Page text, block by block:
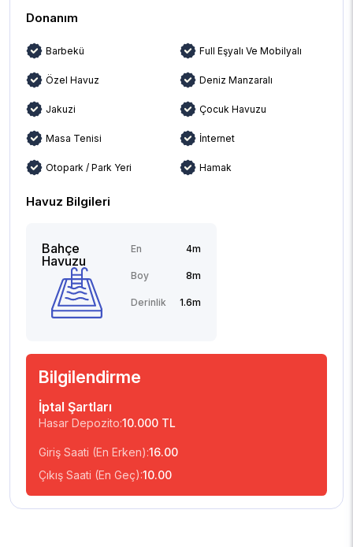
Donanım
Barbekü Full Eşyalı Ve Mobilyalı
Özel Havuz Deniz Manzaralı
Jakuzi Çocuk Havuzu
Masa Tenisi İnternet
Otopark / Park Yeri Hamak
Havuz Bilgileri
Bahçe
Havuzu
En 4m
Boy 8m
Derinlik 1.6m
Bilgilendirme
İptal Şartları
Hasar Depozito:10.000 TL
Giriş Saati (En Erken):16.00
Çıkış Saati (En Geç):10.00